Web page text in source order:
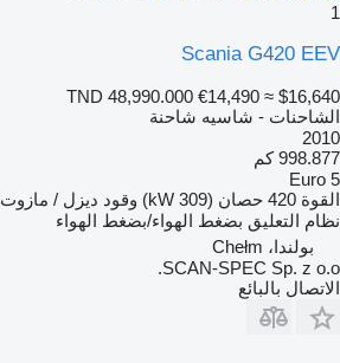
1
Scania G420 EEV
TND 48,990.000 €14,490 ≈ $16,640
الشاحنات - شاسيه شاحنة
2010
998.877 كم
Euro 5
القوة 420 حصان (309 kW) وقود ديزل / مازوت
نظام التعليق بضغط الهواء/بضغط الهواء
بولندا، Chełm
SCAN-SPEC Sp. z o.o.
الاتصال بالبائع